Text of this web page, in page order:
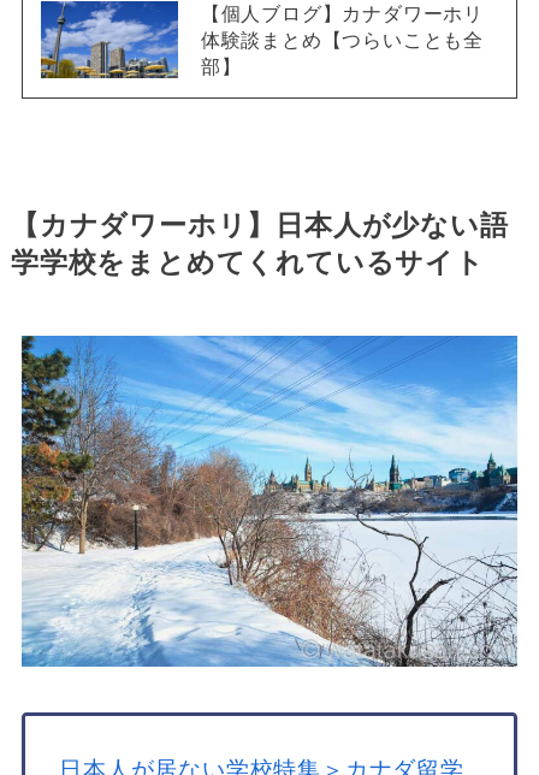
【個人ブログ】カナダワーホリ
体験談まとめ【つらいことも全
部】
【カナダワーホリ】日本人が少ない語
学学校をまとめてくれているサイト
日本人が居ない学校特集＞カナダ留学